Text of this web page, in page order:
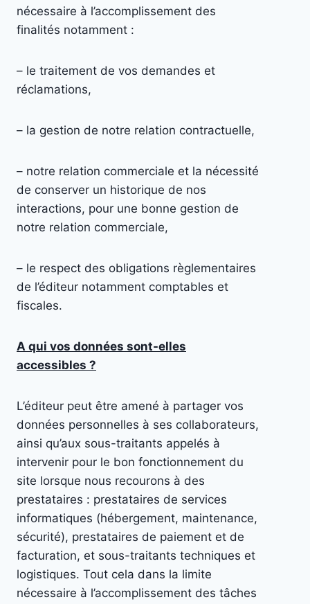
nécessaire à l’accomplissement des
finalités notamment :
– le traitement de vos demandes et
réclamations,
– la gestion de notre relation contractuelle,
– notre relation commerciale et la nécessité
de conserver un historique de nos
interactions, pour une bonne gestion de
notre relation commerciale,
– le respect des obligations règlementaires
de l’éditeur notamment comptables et
fiscales.
A qui vos données sont-elles
accessibles ?
L’éditeur peut être amené à partager vos
données personnelles à ses collaborateurs,
ainsi qu’aux sous-traitants appelés à
intervenir pour le bon fonctionnement du
site lorsque nous recourons à des
prestataires : prestataires de services
informatiques (hébergement, maintenance,
sécurité), prestataires de paiement et de
facturation, et sous-traitants techniques et
logistiques. Tout cela dans la limite
nécessaire à l’accomplissement des tâches